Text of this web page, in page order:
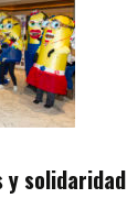
y solidaridad